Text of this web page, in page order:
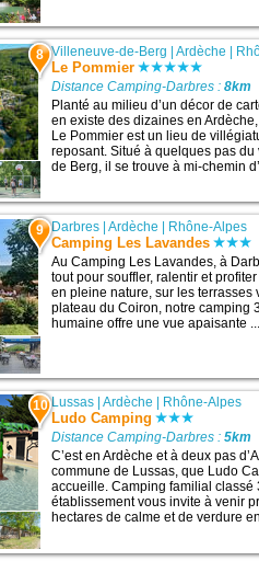
8 Villeneuve-de-Berg |Ardèche |
Le Pommier
Distance Camping-Darbres :8km
Planté au milieu d’un décor de
en existe des dizaines en
Le Pommier est un lieu de
reposant. Situé à quelques pas
de Berg, il se trouve à mi-chemin
9 Darbres |Ardèche Rhône-Alpes
Camping Les Lavandes
Au Camping Les Lavandes, à
tout pour souffler, ralentir et
en pleine nature, sur les terrasses
plateau du Coiron, notre camping
humaine offre une vue apaisante ...
10 Lussas |Ardèche Rhône-Alpes
Ludo Camping
Distance Camping-Darbres :5km
C’est en Ardèche et à deux pas
commune de Lussas, que Ludo
accueille. Camping familial classé
établissement vous invite à venir
hectares de calme et de verdure